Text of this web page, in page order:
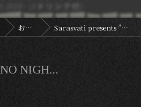
お知らせ Sarasvati presents ”PIANO NIGH...
NIGH...